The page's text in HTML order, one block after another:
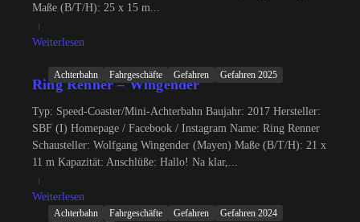
Maße (B/T/H): 25 x 15 m...
Weiterlesen
Achterbahn Fahrgeschäfte Gefahren Gefahren 2025
Ring Renner – Wingender
Typ: Speed-Coaster/Mini-Achterbahn Baujahr: 2017 Hersteller:
SBF (I) Homepage / Facebook / Instagram Name: Ring Renner
Schausteller: Wolfgang Wingender (Mayen) Maße (B/T/H): 21 x
11 m Kapazität: Anschlüße: Hallo! Na klar,...
Weiterlesen
Achterbahn Fahrgeschäfte Gefahren
Gefahren 2024